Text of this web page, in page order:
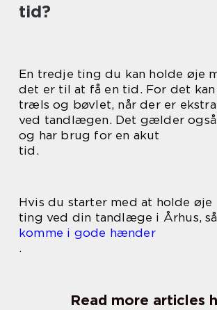
tid?
En tredje ting du kan holde øje
det er til at få en tid. For det
træls og bøvlet, når der er
ved tandlægen. Det gælder
og har brug for en akut
tid.
Hvis du starter med at holde øje
ting ved din tandlæge i Århus,
komme i gode hænder
.
Read more articles